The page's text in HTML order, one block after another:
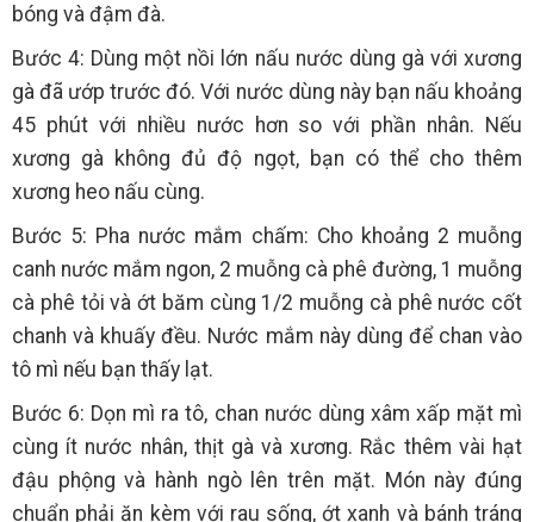
bóng và đậm đà.
Bước 4: Dùng một nồi lớn nấu nước dùng gà với xương
gà đã ướp trước đó. Với nước dùng này bạn nấu khoảng
45 phút với nhiều nước hơn so với phần nhân. Nếu
xương gà không đủ độ ngọt, bạn có thể cho thêm
xương heo nấu cùng.
Bước 5: Pha nước mắm chấm: Cho khoảng 2 muỗng
canh nước mắm ngon, 2 muỗng cà phê đường, 1 muỗng
cà phê tỏi và ớt băm cùng 1/2 muỗng cà phê nước cốt
chanh và khuấy đều. Nước mắm này dùng để chan vào
tô mì nếu bạn thấy lạt.
Bước 6: Dọn mì ra tô, chan nước dùng xâm xấp mặt mì
cùng ít nước nhân, thịt gà và xương. Rắc thêm vài hạt
đậu phộng và hành ngò lên trên mặt. Món này đúng
chuẩn phải ăn kèm với rau sống, ớt xanh và bánh tráng